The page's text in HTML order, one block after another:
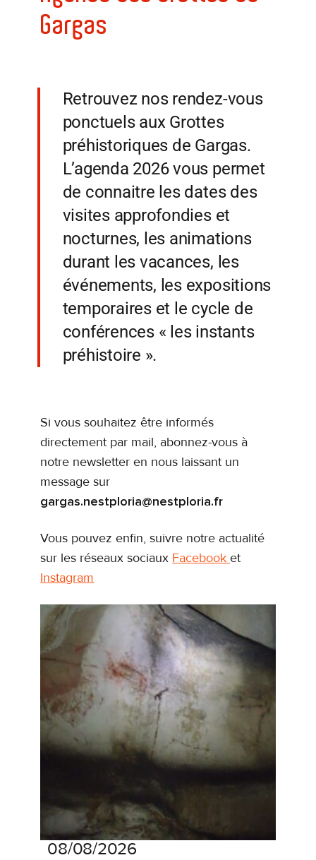
Gargas
Retrouvez nos rendez-vous
ponctuels aux Grottes
préhistoriques de Gargas.
L’agenda 2026 vous permet
de connaitre les dates des
visites approfondies et
nocturnes, les animations
durant les vacances, les
événements, les expositions
temporaires et le cycle de
conférences « les instants
préhistoire ».
Si vous souhaitez être informés
directement par mail, abonnez-vous à
notre newsletter en nous laissant un
message sur
gargas.nestploria@nestploria.fr
Vous pouvez enfin, suivre notre actualité
sur les réseaux sociaux Facebooket
Instagram
08/08/2026